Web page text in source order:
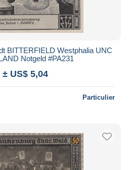
BITTERFIELD Westphalia UNC
Notgeld #PA231
± US$ 5,04
Particulier